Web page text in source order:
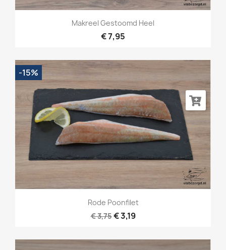
Makreel Gestoomd Heel
€ 7,95
Rode Poonfilet
€ 3,75€ 3,19
-15%